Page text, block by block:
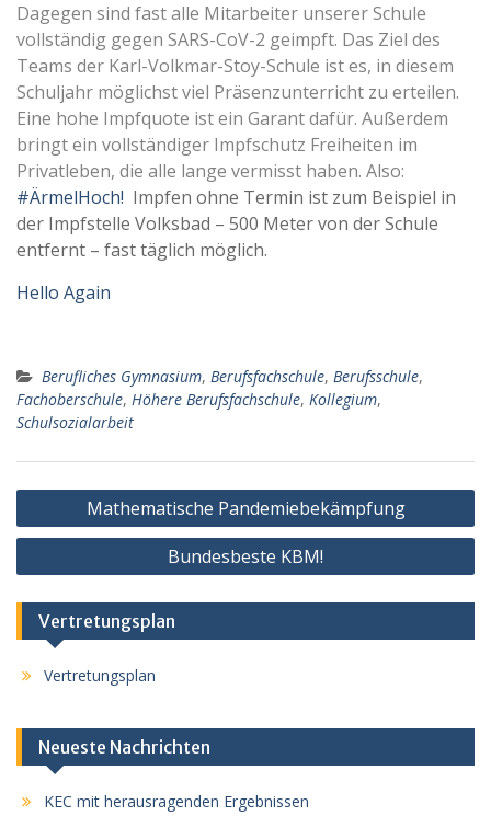
Dagegen sind fast alle Mitarbeiter unserer Schule
vollständig gegen SARS-CoV-2 geimpft. Das Ziel des
Teams der Karl-Volkmar-Stoy-Schule ist es, in diesem
Schuljahr möglichst viel Präsenzunterricht zu erteilen.
Eine hohe Impfquote ist ein Garant dafür. Außerdem
bringt ein vollständiger Impfschutz Freiheiten im
Privatleben, die alle lange vermisst haben. Also:
#ÄrmelHoch! Impfen ohne Termin ist zum Beispiel in
der Impfstelle Volksbad – 500 Meter von der Schule
entfernt – fast täglich möglich.
Hello Again
Berufliches Gymnasium, Berufsfachschule, Berufsschule,
Fachoberschule, Höhere Berufsfachschule, Kollegium,
Schulsozialarbeit
Beitragsnavigation
Mathematische Pandemiebekämpfung
Bundesbeste KBM!
Vertretungsplan
Vertretungsplan
Neueste Nachrichten
KEC mit herausragenden Ergebnissen